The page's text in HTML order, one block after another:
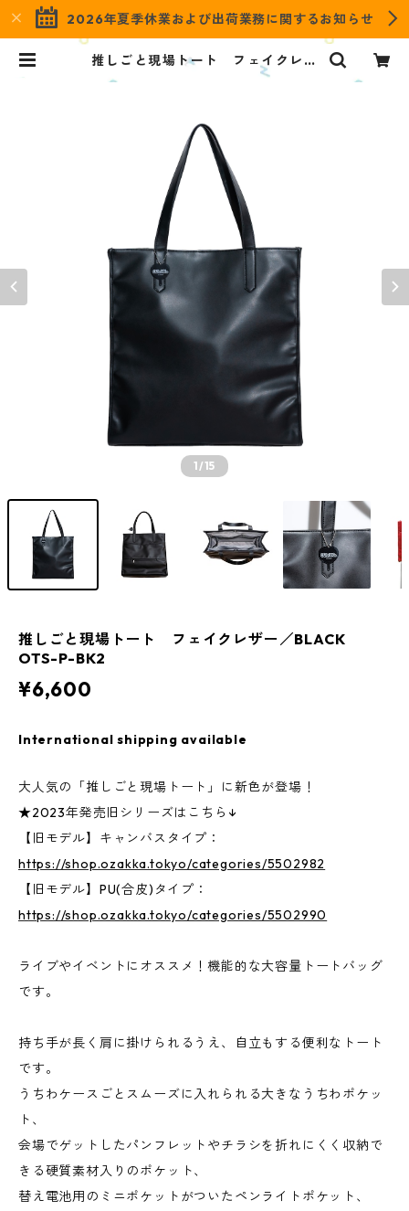
2026年夏季休業および出荷業務に関するお知らせ
推しごと現場トート フェイクレザ
ー／BLACK OTS-P-BK2 | OZaK
1/15
推しごと現場トート フェイクレザー／BLACK
OTS-P-BK2
¥6,600
International shipping available
大人気の「推しごと現場トート」に新色が登場！
★2023年発売旧シリーズはこちら↓
【旧モデル】キャンバスタイプ：
https://shop.ozakka.tokyo/categories/5502982
【旧モデル】PU(合皮)タイプ：
https://shop.ozakka.tokyo/categories/5502990
ライブやイベントにオススメ！機能的な大容量トートバッグ
です。
持ち手が長く肩に掛けられるうえ、自立もする便利なトート
です。
うちわケースごとスムーズに入れられる大きなうちわポケッ
ト、
会場でゲットしたパンフレットやチラシを折れにくく収納で
きる硬質素材入りのポケット、
替え電池用のミニポケットがついたペンライトポケット、